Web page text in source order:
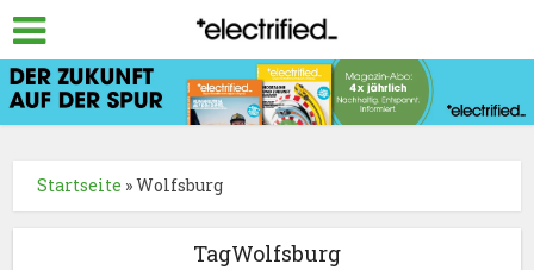
Startseite »Wolfsburg
TagWolfsburg